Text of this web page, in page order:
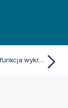
ColumnNo — funkcja wykresu